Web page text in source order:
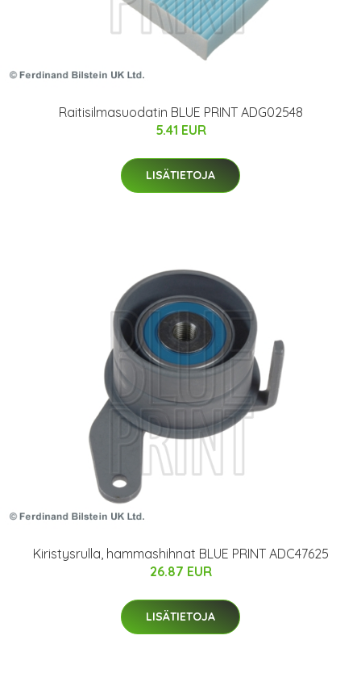
Raitisilmasuodatin BLUE PRINT ADG02548
5.41 EUR
LISÄTIETOJA
Kiristysrulla, hammashihnat BLUE PRINT ADC47625
26.87 EUR
LISÄTIETOJA